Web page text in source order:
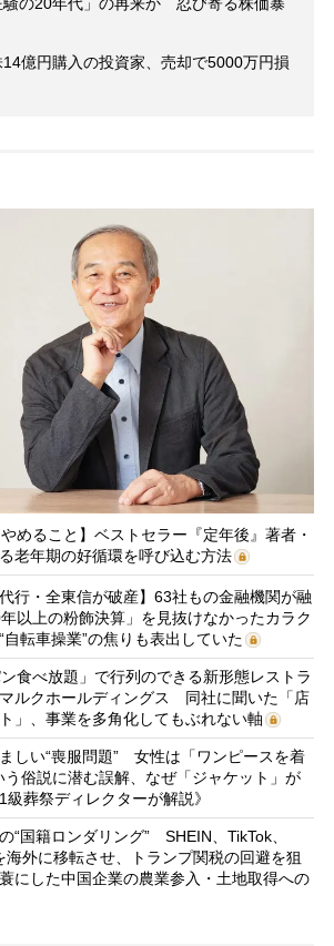
億円購入の投資家、売却で5000万円損
めること】ベストセラー『定年後』著者・
老年期の好循環を呼び込む方法
行・全東信が破産】63社もの金融機関が融
以上の粉飾決算」を見抜けなかったカラク
転車操業”の焦りも表出していた
ン食べ放題」で行列のできる新形態レストラ
ルクホールディングス 同社に聞いた「店
」、事業を多角化してもぶれない軸
しい“喪服問題” 女性は「ワンピースを着
俗説に潜む誤解、なぜ「ジャケット」が
葬祭ディレクターが解説》
“国籍ロンダリング” SHEIN、TikTok、
外に移転させ、トランプ関税の回避を狙
にした中国企業の農業参入・土地取得への